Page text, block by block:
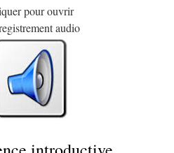
pour ouvrir
audio